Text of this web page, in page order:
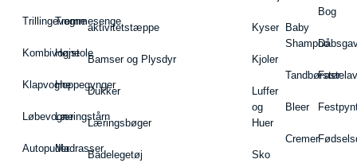
Trillingevogne
Kombivogne
Klapvogne
Løbevogne
Autopuder
Tremmesenge
Højstole
Hoppegynger
Læringstårn
Madrasser
aktivitetstæppe
Bamser og Plysdyr
Dukker
Læringsbøger
Badelegetøj
Kyser
Kjoler
Luffer
og
Huer
Sko
Baby
Shampoo
Tandbørster
Bleer
Cremer
Bog